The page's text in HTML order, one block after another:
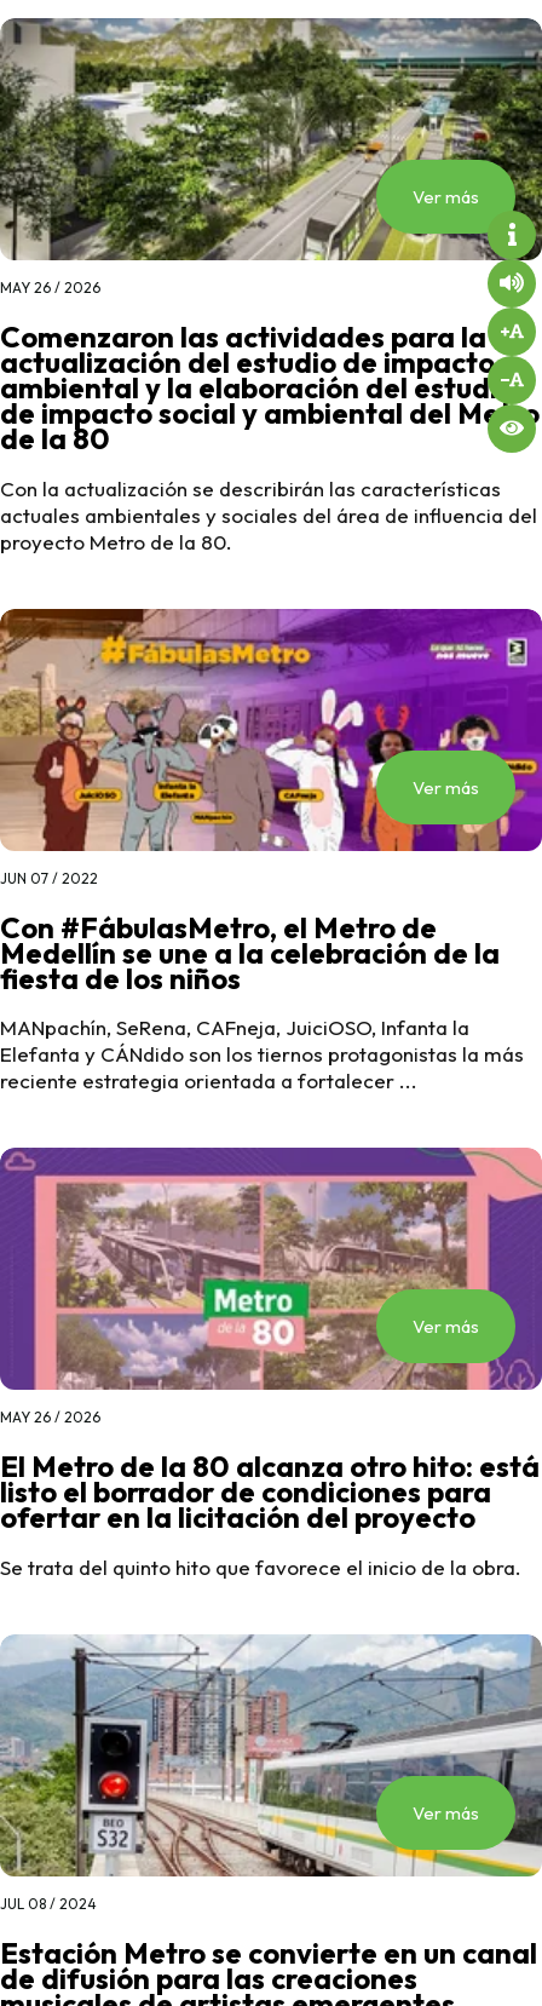
Ver más
MAY 26 / 2026
Comenzaron las actividades para la
actualización del estudio de impacto
ambiental y la elaboración del estudio
de impacto social y ambiental del Metro
de la 80
Con la actualización se describirán las características
actuales ambientales y sociales del área de influencia del
proyecto Metro de la 80.
Ver más
JUN 07 / 2022
Con #FábulasMetro, el Metro de
Medellín se une a la celebración de la
fiesta de los niños
MANpachín, SeRena, CAFneja, JuiciOSO, Infanta la
Elefanta y CÁNdido son los tiernos protagonistas la más
reciente estrategia orientada a fortalecer ...
Ver más
MAY 26 / 2026
El Metro de la 80 alcanza otro hito: está
listo el borrador de condiciones para
ofertar en la licitación del proyecto
Se trata del quinto hito que favorece el inicio de la obra.
Ver más
JUL 08 / 2024
Estación Metro se convierte en un canal
de difusión para las creaciones